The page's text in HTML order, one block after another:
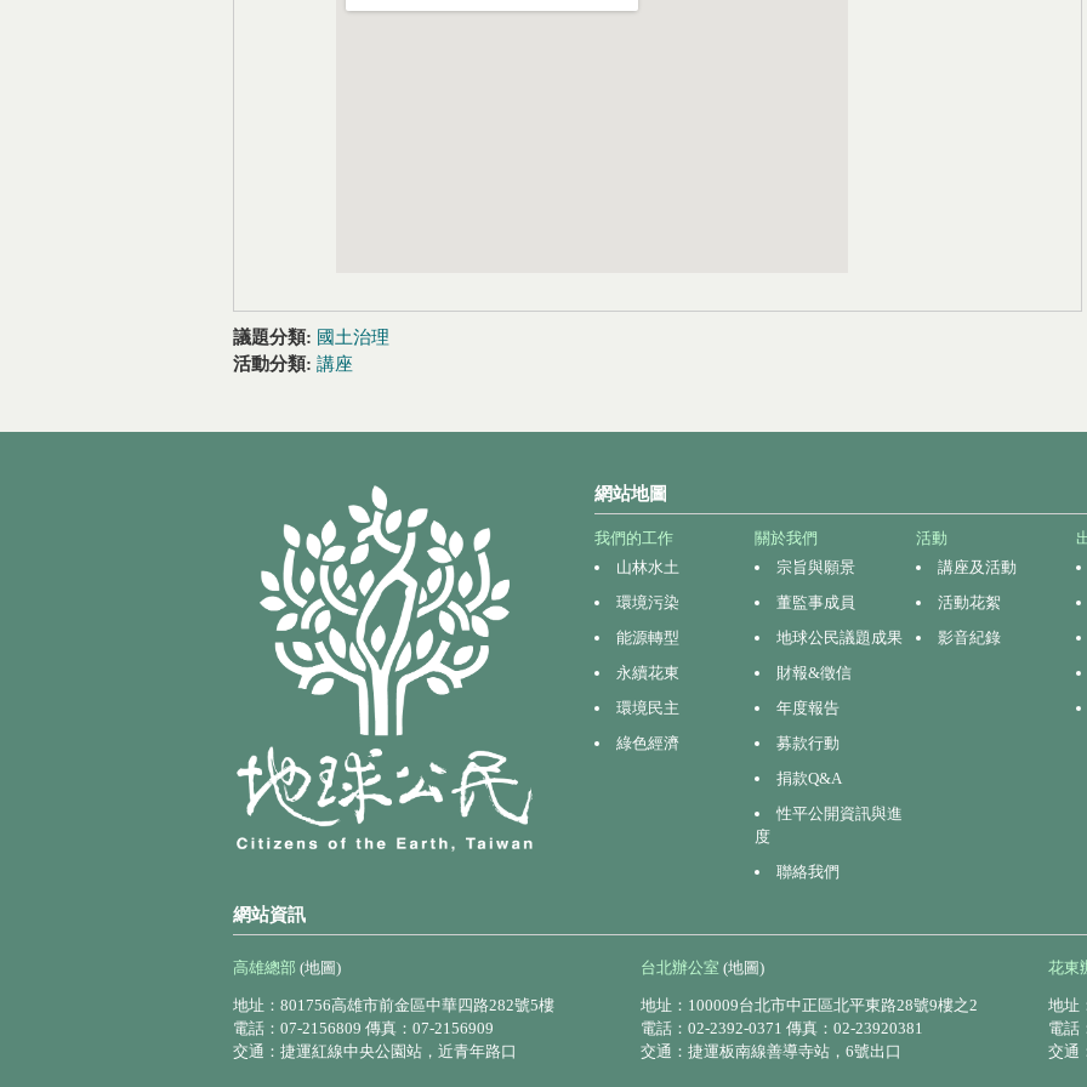
議題分類: 國土治理
活動分類: 講座
網站地圖
我們的工作
山林水土
環境污染
能源轉型
永續花東
環境民主
綠色經濟
關於我們
宗旨與願景
董監事成員
地球公民議題成果
財報&徵信
年度報告
募款行動
捐款Q&A
性平公開資訊與進
度
聯絡我們
活動
講座及活動
活動花絮
影音紀錄
網站資訊
高雄總部 (地圖)
地址：801756高雄市前金區中華四路282號5樓
電話：07-2156809 傳真：07-2156909
交通：捷運紅線中央公園站，近青年路口
台北辦公室 (地圖)
地址：100009台北市中正區北平東路28號9樓之2
電話：02-2392-0371 傳真：02-23920381
交通：捷運板南線善導寺站，6號出口
花東
地址
電話
交通